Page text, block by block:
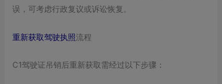
误，可考虑行政复议或诉讼恢复。
重新获取驾驶执照流程
C1驾驶证吊销后重新获取需经过以下步骤：